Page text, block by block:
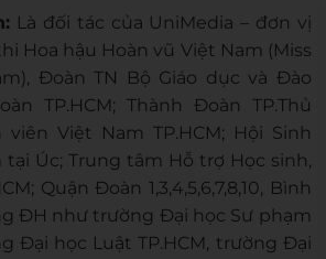
Là đối tác của UniMedia – đơn vị
Hoa hậu Hoàn vũ Việt Nam (Miss
Đoàn TN Bộ Giáo dục và Đào
TP.HCM; Thành Đoàn TP.Thủ
Việt Nam TP.HCM; Hội Sinh
tại Úc; Trung tâm Hỗ trợ Học sinh,
Quận Đoàn 1,3,4,5,6,7,8,10, Bình
ĐH như trường Đại học Sư phạm
Đại học Luật TP.HCM, trường Đại